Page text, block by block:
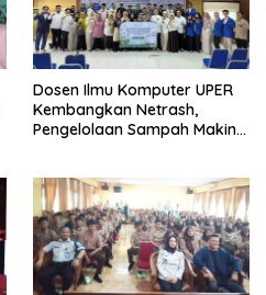
Dosen Ilmu Komputer UPER
Kembangkan Netrash,
Pengelolaan Sampah Makin